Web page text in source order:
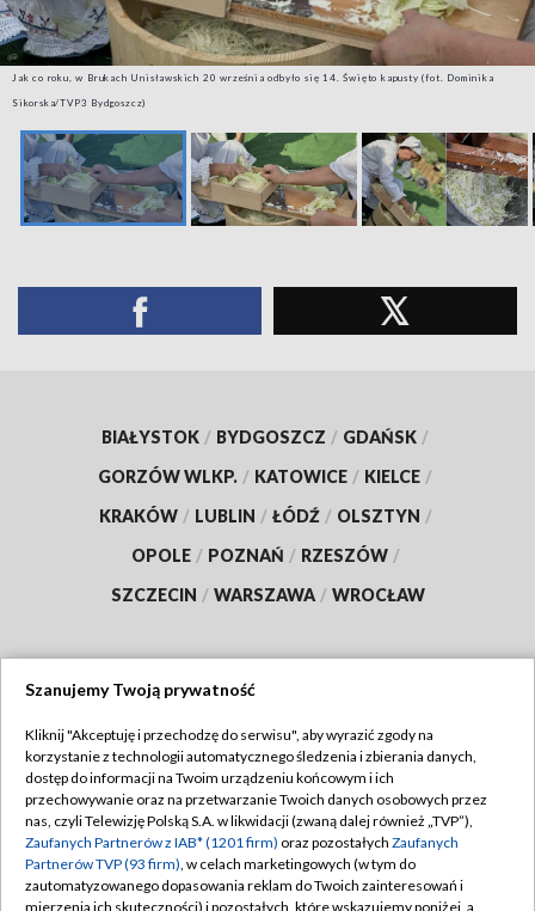
Jak co roku, w Brukach Unisławskich 20 września odbyło się 14. Święto kapusty (fot. Dominika
Sikorska/TVP3 Bydgoszcz)
BIAŁYSTOK / BYDGOSZCZ / GDAŃSK /
GORZÓW WLKP. / KATOWICE / KIELCE /
KRAKÓW / LUBLIN / ŁÓDŹ / OLSZTYN /
OPOLE / POZNAŃ / RZESZÓW /
SZCZECIN / WARSZAWA / WROCŁAW
TVP
Abonament TVP
Emisja w TVP
Centrum informacji TVP
Regulamin TVP
Polityka prywatności
Moje zgody
Szanujemy Twoją prywatność
Kliknij "Akceptuję i przechodzę do serwisu", aby wyrazić zgody na
korzystanie z technologii automatycznego śledzenia i zbierania danych,
dostęp do informacji na Twoim urządzeniu końcowym i ich
przechowywanie oraz na przetwarzanie Twoich danych osobowych przez
nas, czyli Telewizję Polską S.A. w likwidacji (zwaną dalej również „TVP”),
Zaufanych Partnerów z IAB* (1201 firm) oraz pozostałych Zaufanych
Partnerów TVP (93 firm), w celach marketingowych (w tym do
zautomatyzowanego dopasowania reklam do Twoich zainteresowań i
mierzenia ich skuteczności) i pozostałych, które wskazujemy poniżej, a